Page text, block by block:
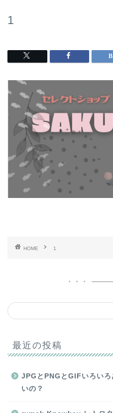
1
HOME 1
最近の投稿
JPGとPNGとGIFいろい
いの？